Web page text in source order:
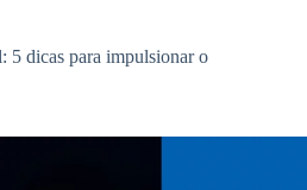
5 dicas para impulsionar o